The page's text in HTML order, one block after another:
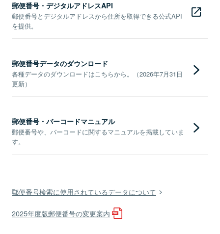
郵便番号・デジタルアドレスAPI
郵便番号とデジタルアドレスから住所を取得できる公式API
を提供。
郵便番号データのダウンロード
各種データのダウンロードはこちらから。（2026年7月31日
更新）
郵便番号・バーコードマニュアル
郵便番号や、バーコードに関するマニュアルを掲載していま
す。
郵便番号検索に使用されているデータについて
2025年度版郵便番号の変更案内